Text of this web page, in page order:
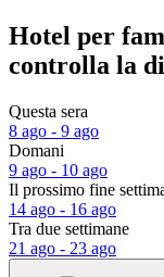
Hotel per
controlla la
Questa sera
8 ago - 9 ago
Domani
9 ago - 10 ago
Il prossimo fine
14 ago - 16 ago
Tra due settimane
21 ago - 23 ago